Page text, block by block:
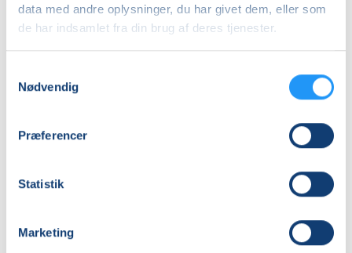
data med andre oplysninger, du har givet dem, eller som
de har indsamlet fra din brug af deres tjenester.
Nødvendig
Præferencer
Statistik
Marketing
Adresse
Mødegange